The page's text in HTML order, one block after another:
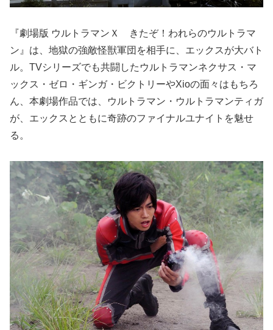
『劇場版 ウルトラマンＸ きたぞ！われらのウルトラマ
ン』は、地獄の強敵怪獣軍団を相手に、エックスが大バト
ル。TVシリーズでも共闘したウルトラマンネクサス・マ
ックス・ゼロ・ギンガ・ビクトリーやXioの面々はもちろ
ん、本劇場作品では、ウルトラマン・ウルトラマンティガ
が、エックスとともに奇跡のファイナルユナイトを魅せ
る。